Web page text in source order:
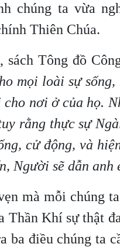
chúng ta vừa
Thiên Chúa.
sách Tông đồ
mọi loài sự
nơi ở của họ.
rằng thực sự
cử động, và
Người sẽ dẫn anh
mà mỗi chúng
Thần Khí sự thật
ba điều chúng ta